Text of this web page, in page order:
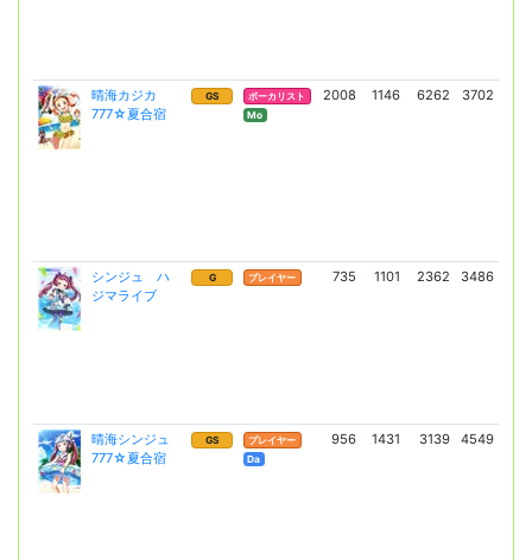
晴海カジカ
777☆夏合宿
GS
ボーカリスト
Mo
2008 1146 6262 3702
シンジュ ハ
ジマライブ
G プレイヤー 735 1101 2362 3486
晴海シンジュ
777☆夏合宿
GS
プレイヤー
Da
956 1431 3139 4549